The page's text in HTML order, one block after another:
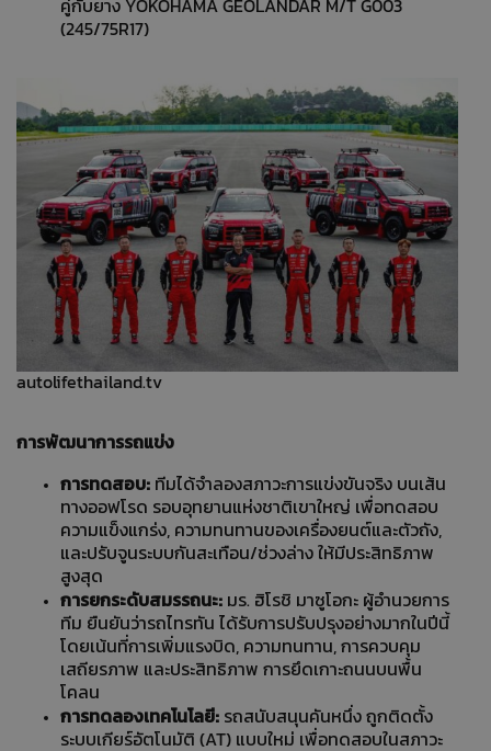
คู่กับยาง YOKOHAMA GEOLANDAR M/T G003
(245/75R17)
autolifethailand.tv
การพัฒนาการรถแข่ง
การทดสอบ: ทีมได้จำลองสภาวะการแข่งขันจริง บนเส้น
ทางออฟโรด รอบอุทยานแห่งชาติเขาใหญ่ เพื่อทดสอบ
ความแข็งแกร่ง, ความทนทานของเครื่องยนต์และตัวถัง,
และปรับจูนระบบกันสะเทือน/ช่วงล่าง ให้มีประสิทธิภาพ
สูงสุด
การยกระดับสมรรถนะ: มร. ฮิโรชิ มาซูโอกะ ผู้อำนวยการ
ทีม ยืนยันว่ารถไทรทัน ได้รับการปรับปรุงอย่างมากในปีนี้
โดยเน้นที่การเพิ่มแรงบิด, ความทนทาน, การควบคุม
เสถียรภาพ และประสิทธิภาพ การยึดเกาะถนนบนพื้น
โคลน
การทดลองเทคโนโลยี: รถสนับสนุนคันหนึ่ง ถูกติดตั้ง
ระบบเกียร์อัตโนมัติ (AT) แบบใหม่ เพื่อทดสอบในสภาวะ